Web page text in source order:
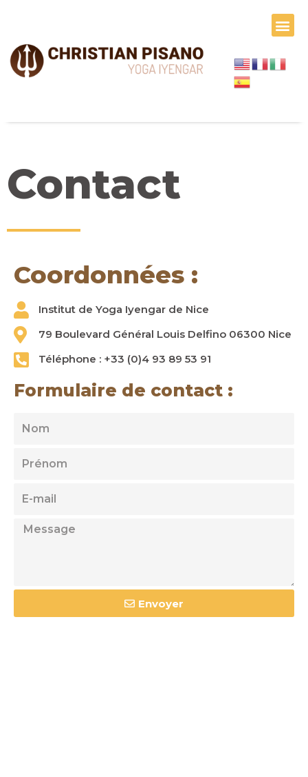
content
Contact
Coordonnées :
Institut de Yoga Iyengar de Nice
79 Boulevard Général Louis Delfino 06300 Nice
Téléphone : +33 (0)4 93 89 53 91
Formulaire de contact :
Nom
Prenom
E-
Message
Envoyer